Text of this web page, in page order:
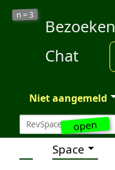
open
n =3
Bezoeken
Chat
Niet aangemeld
Space